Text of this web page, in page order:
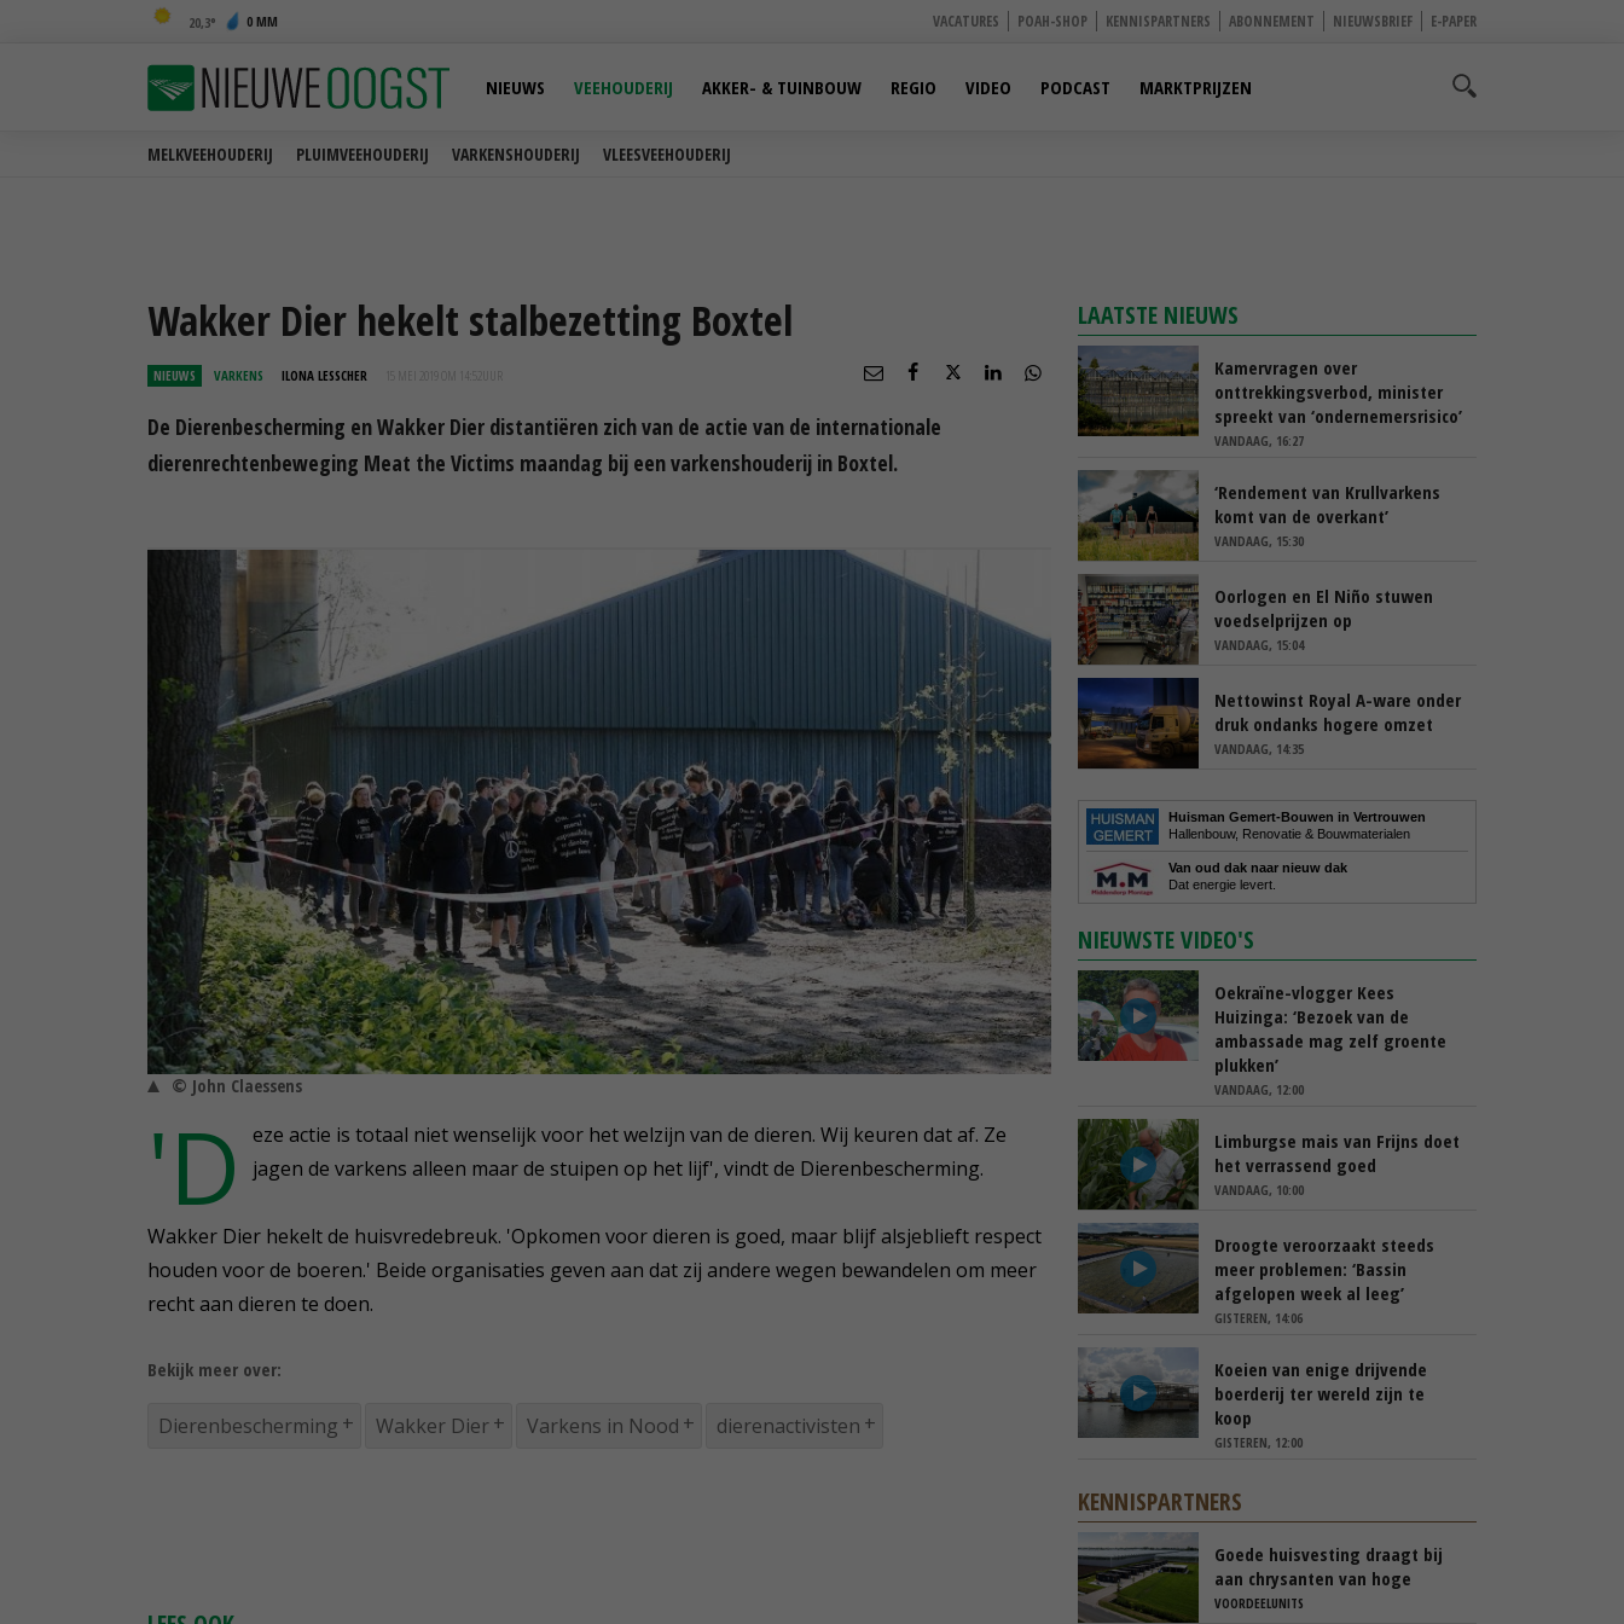
20,3 0 MM VACATURES POAH-SHOP KENNISPARTNERS ABONNEMENT NIEUWSBRIEF E-PAPER
MELKVEEHOUDERIJ PLUIMVEEHOUDERIJ VARKENSHOUDERIJ VLEESVEEHOUDERIJ
NIEUWS VEEHOUDERIJ AKKER- & TUINBOUW REGIO VIDEO PODCAST MARKTPRIJZEN
Wakker Dier hekelt stalbezetting Boxtel
NIEUWS VARKENS ILONA LESSCHER 15 MEI 2019 OM 14:52
De Dierenbescherming en Wakker Dier distantiëren zich van de actie van de internationale
dierenrechtenbeweging Meat the Victims maandag bij een varkenshouderij in Boxtel.
© John Claessens
'D
eze actie is totaal niet wenselijk voor het welzijn van de dieren. Wij keuren dat af. Ze
jagen de varkens alleen maar de stuipen op het lijf', vindt de Dierenbescherming.
Wakker Dier hekelt de huisvredebreuk. 'Opkomen voor dieren is goed, maar blijf alsjeblieft respect
houden voor de boeren.' Beide organisaties geven aan dat zij andere wegen bewandelen om meer
recht aan dieren te doen.
Bekijk meer over:
Dierenbescherming Wakker Dier Varkens in Nood dierenactivisten
LAATSTE NIEUWS
Kamervragen over
onttrekkingsverbod, minister
spreekt van ‘ondernemersrisico’
VANDAAG, 16:27
‘Rendement van Krullvarkens
komt van de overkant’
VANDAAG, 15:30
Oorlogen en El Niño stuwen
voedselprijzen op
VANDAAG, 15:04
Nettowinst Royal A-ware onder
druk ondanks hogere omzet
VANDAAG, 14:35
Huisman Gemert-Bouwen in Vertrouwen
Hallenbouw, Renovatie & Bouwmaterialen
Van oud dak naar nieuw dak
Dat energie levert.
NIEUWSTE VIDEO'S
Oekraïne-vlogger Kees
Huizinga: ‘Bezoek van de
ambassade mag zelf groente
plukken’
VANDAAG, 12:00
Limburgse mais van Frijns doet
het verrassend goed
VANDAAG, 10:00
Droogte veroorzaakt steeds
meer problemen: ‘Bassin
afgelopen week al leeg’
GISTEREN, 14:06
Koeien van enige drijvende
boerderij ter wereld zijn te
koop
GISTEREN, 12:00
KENNISPARTNERS
Goede huisvesting draagt bij
aan chrysanten van hoge
kwaliteit
VOORDEELUNITS